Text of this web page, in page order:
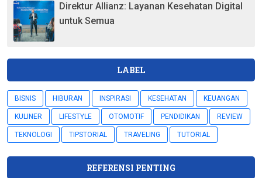
Direktur Allianz: Layanan Kesehatan Digital
untuk Semua
LABEL
BISNIS HIBURAN INSPIRASI KESEHATAN KEUANGAN
KULINER LIFESTYLE OTOMOTIF PENDIDIKAN REVIEW
TEKNOLOGI TIPSTORIAL TRAVELING TUTORIAL
REFERENSI PENTING